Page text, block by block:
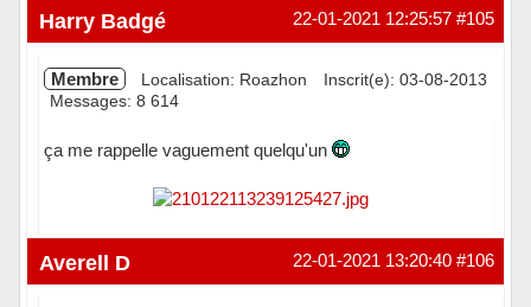
Hors ligne #105
22-01-2021 12:25:57
Harry Badgé
Membre Localisation: Roazhon
Inscrit(e): 03-08-2013
Messages: 8 614
ça me rappelle vaguement quelqu'un
Hors ligne #106
22-01-2021 13:20:40
Averell D